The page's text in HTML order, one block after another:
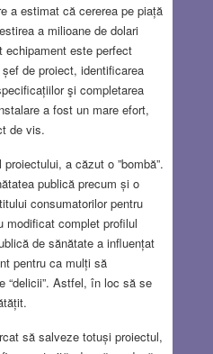
a estimat că cererea pe piață
a milioane de dolari
echipament este perfect
de proiect, identificarea
şi completarea
a fost un mare efort,
de vis.
a căzut o ”bombă”.
publică precum și o
consumatorilor pentru
modificat complet profilul
de sănătate a influențat
pentru ca mulți să
“delicii”. Astfel, în loc să se
să salveze totuși proiectul,